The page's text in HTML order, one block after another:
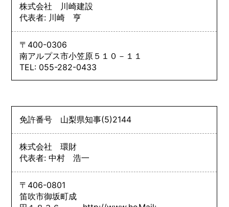
株式会社 川崎建設
代表者: 川崎 亨
〒400-0306
南アルプス市小笠原５１０－１１
TEL: 055-282-0433
免許番号 山梨県知事(5)2144
株式会社 環財
代表者: 中村 浩一
〒406-0801
笛吹市御坂町成